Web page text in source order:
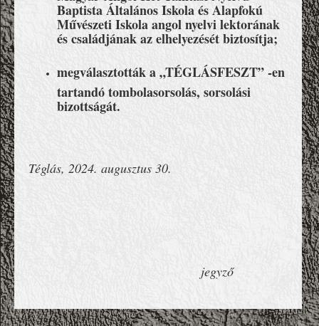
Baptista Általános Iskola és Alapfokú
Művészeti Iskola angol nyelvi lektorának
és családjának az elhelyezését biztosítja;
megválasztották a „TÉGLÁSFESZT” -en
tartandó tombolasorsolás, sorsolási
bizottságát.
Téglás, 2024. augusztus 30.
jegyző